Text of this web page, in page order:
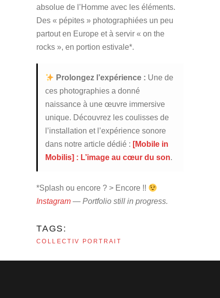
absolue de l’Homme avec les éléments.
Des « pépites » photographiées un peu
partout en Europe et à servir « on the
rocks », en portion estivale*.
Prolongez l’expérience : Une de
ces photographies a donné
naissance à une œuvre immersive
unique. Découvrez les coulisses de
l’installation et l’expérience sonore
dans notre article dédié : [Mobile in
Mobilis] : L’image au cœur du son.
*Splash ou encore ? > Encore !!
Instagram — Portfolio still in progress.
TAGS:
COLLECTIV PORTRAIT